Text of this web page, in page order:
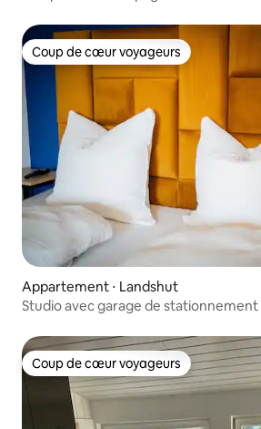
Coup de cœur voyageurs
Coup de cœur voyageurs
Appartement ⋅ Landshut
Studio avec garage de
Coup de cœur voyageurs
Coup de cœur voyageurs